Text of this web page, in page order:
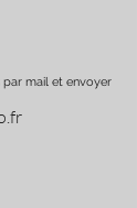
mail et envoyer